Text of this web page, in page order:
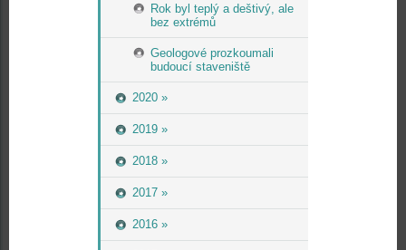
Rok byl teplý a deštivý, ale
bez extrémů
Geologové prozkoumali
budoucí staveniště
2020 »
2019 »
2018 »
2017 »
2016 »